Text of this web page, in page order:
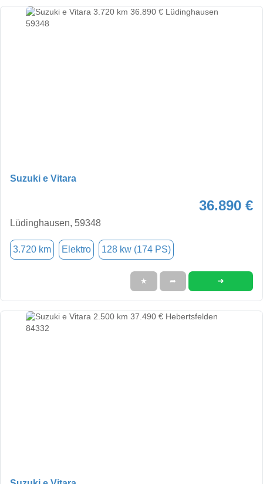
Suzuki e Vitara
36.890 €
Lüdinghausen, 59348
3.720 km Elektro 128 kw (174 PS)
★ ➦ ➜